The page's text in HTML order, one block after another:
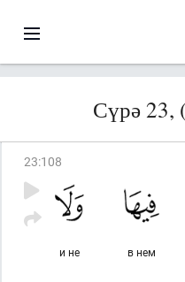
Сүрә 23,
23:108
в нем
и не